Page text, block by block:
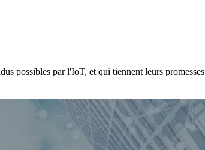
possibles par l'IoT, et qui tiennent leurs promesses